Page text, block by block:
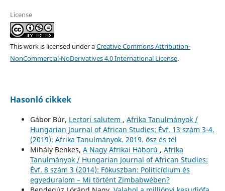
License
This work is licensed under aCreative Commons Attribution-
NonCommercial-NoDerivatives 4.0 International License.
Hasonló cikkek
Gábor Búr, Lectori salutem , Afrika Tanulmányok /
Hungarian Journal of African Studies: Évf. 13 szám 3-4.
(2019): Afrika Tanulmányok. 2019. ősz és tél
Mihály Benkes, A Nagy Afrikai Háború , Afrika
Tanulmányok / Hungarian Journal of African Studies:
Évf. 8 szám 3 (2014): Fókuszban: Politicídium és
egyeduralom – Mi történt Zimbabwében?